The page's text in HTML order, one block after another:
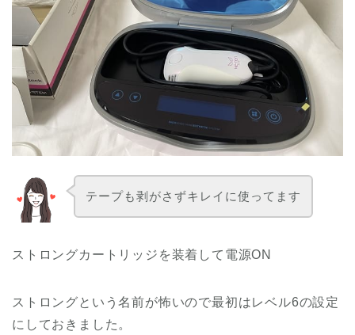
テープも剥がさずキレイに使ってます
ストロングカートリッジを装着して電源ON
ストロングという名前が怖いので最初はレベル6の設定
にしておきました。